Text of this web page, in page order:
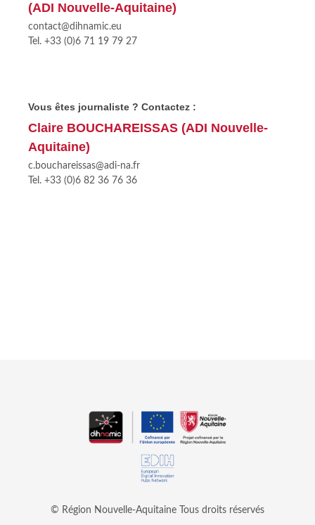
(ADI Nouvelle-Aquitaine)
contact@dihnamic.eu
Tel. +33 (0)6 71 19 79 27
Vous êtes journaliste ? Contactez :
Claire BOUCHAREISSAS (ADI Nouvelle-
Aquitaine)
c.bouchareissas@adi-na.fr
Tel. +33 (0)6 82 36 76 36
© Région Nouvelle-Aquitaine Tous droits réservés